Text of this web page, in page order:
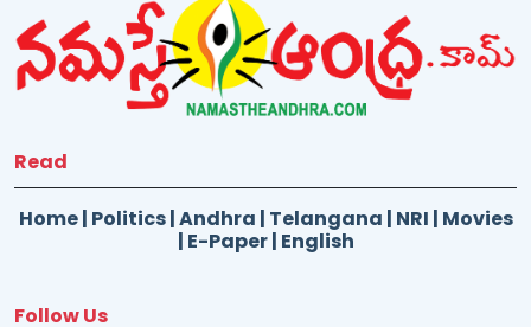
Read
Home| Politics|Andhra | Telangana | NRI | Movies
| E-Paper| English
Follow Us